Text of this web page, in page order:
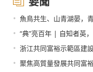
• 魚鳥共生、山青湖晏，
• “典”亮百年 | 自知者英
• 浙江共同富裕示範區建
• 聚焦高質量發展共同富裕示